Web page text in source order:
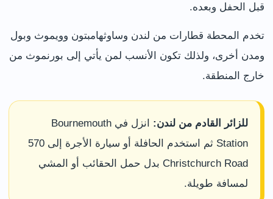
قبل الحفل وبعده.
تخدم المحطة قطارات من لندن وساوثهامبتون وويموث وبول
ومدن أخرى، ولذلك تكون الأنسب لمن يأتي إلى بورنموث من
خارج المنطقة.
للزائر القادم من لندن:
انزل في Bournemouth
Station ثم استخدم الحافلة أو سيارة الأجرة إلى 570
Christchurch Road بدل حمل الحقائب أو المشي
لمسافة طويلة.